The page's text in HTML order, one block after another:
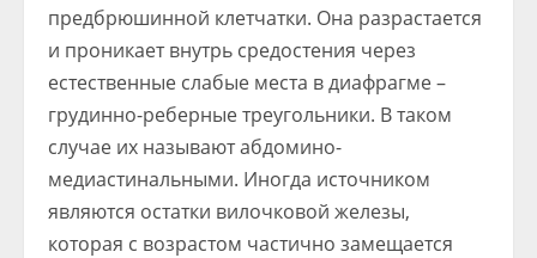
предбрюшинной клетчатки. Она разрастается
и проникает внутрь средостения через
естественные слабые места в диафрагме –
грудинно-реберные треугольники. В таком
случае их называют абдомино-
медиастинальными. Иногда источником
являются остатки вилочковой железы,
которая с возрастом частично замещается